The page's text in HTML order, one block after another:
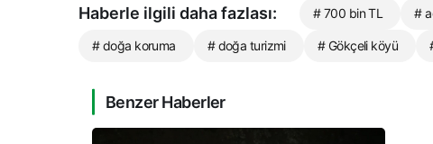
Haberle ilgili daha fazlası: # 700 bin TL #
# doğa koruma # doğa turizmi # Gökçeli köyü
Benzer Haberler